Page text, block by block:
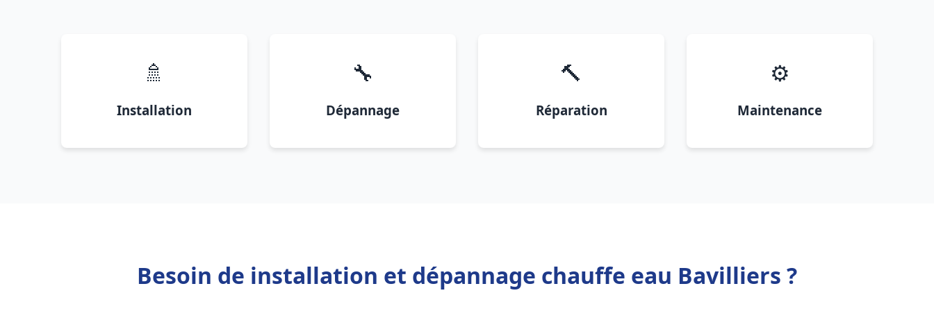
🚿
Installation
🔧
Dépannage
🔨
Réparation
⚙️
Maintenance
Besoin de installation et dépannage chauffe eau Bavilliers ?